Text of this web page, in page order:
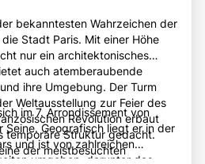
bekanntesten Wahrzeichen der
Stadt Paris. Mit einer Höhe
nur ein architektonisches
auch atemberaubende
ihre Umgebung. Der Turm
Weltausstellung zur Feier des
Revolution erbaut
temporäre Struktur gedacht.
der meistbesuchten
im 7. Arrondissement von
Seine. Geografisch liegt er in der
und ist von zahlreichen
umgeben, darunter das